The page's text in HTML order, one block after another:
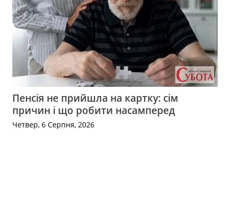
Пенсія не прийшла на картку: сім
причин і що робити насамперед
Четвер, 6 Серпня, 2026